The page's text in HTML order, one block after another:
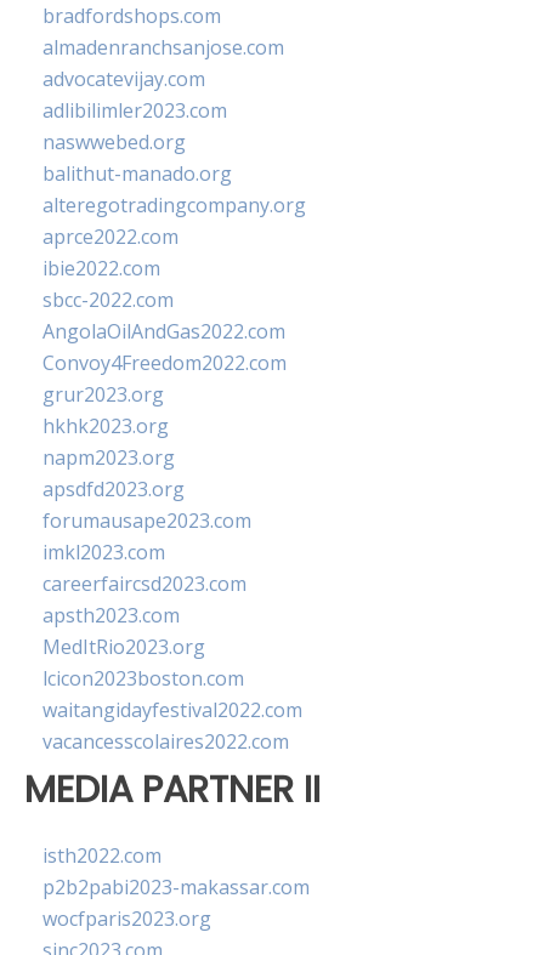
bradfordshops.com
almadenranchsanjose.com
advocatevijay.com
adlibilimler2023.com
naswwebed.org
balithut-manado.org
alteregotradingcompany.org
aprce2022.com
ibie2022.com
sbcc-2022.com
AngolaOilAndGas2022.com
Convoy4Freedom2022.com
grur2023.org
hkhk2023.org
napm2023.org
apsdfd2023.org
forumausape2023.com
imkl2023.com
careerfaircsd2023.com
apsth2023.com
MedItRio2023.org
lcicon2023boston.com
waitangidayfestival2022.com
vacancesscolaires2022.com
MEDIA PARTNER II
isth2022.com
p2b2pabi2023-makassar.com
wocfparis2023.org